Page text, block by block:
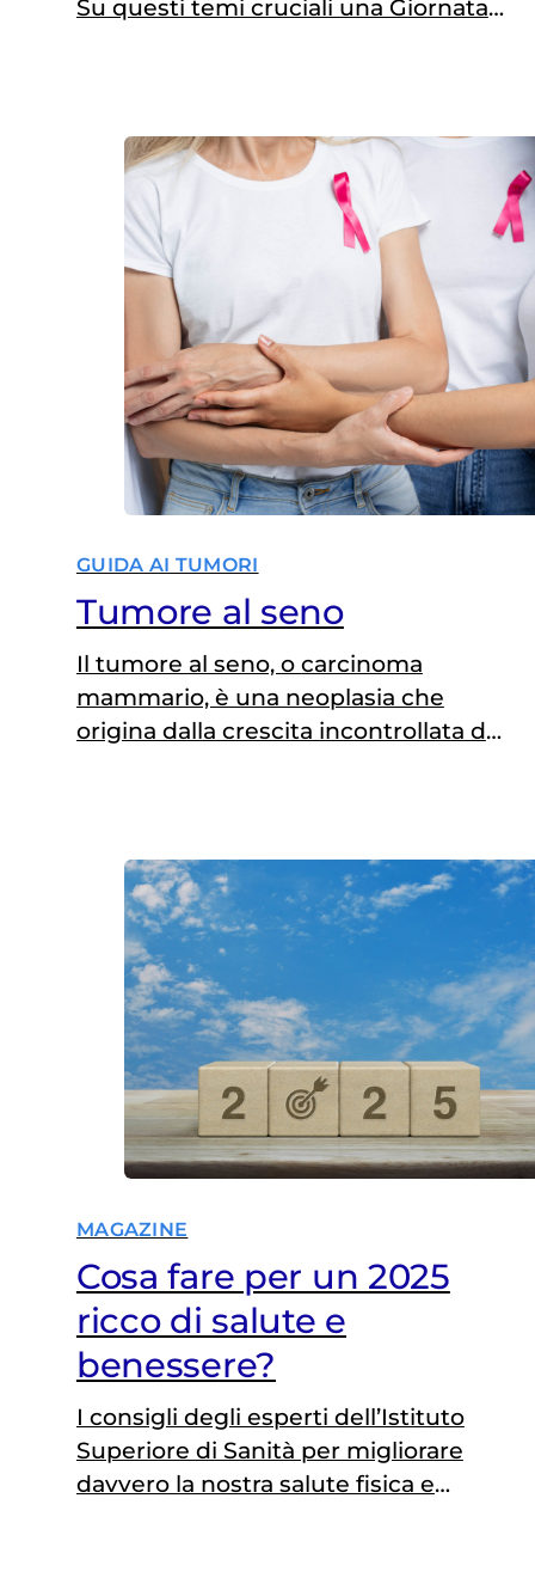
Su questi temi cruciali una Giornata
GUIDA AI TUMORI
Tumore al seno
Il tumore al seno, o carcinoma
mammario, è una neoplasia che
origina dalla crescita incontrollata di
mammella, viene definito in situ
(Stadio 0). In seguito, il tumore può
iniziare a diffondersi ma restando di
dimensioni ridotte (minore di 2 cm) e
senza coinvolgere i linfonodi (Stadio
1). Successivamente, le dimensioni
possono aumentare raggiungendo o
meno i linfonodi (Stadio 2), fino ad
estendersi ai tessuti nelle vicinanze
del seno (Stadio 3) con un forte
arriva alla fase più avanzata (Stadio
4), nota come tumore al seno
metastatico, in cui si ha una
diffusione anche in altri organi come
ossa, fegato, polmoni.
MAGAZINE
Cosa fare per un 2025
ricco di salute e
benessere?
I consigli degli esperti dell’Istituto
Superiore di Sanità per migliorare
davvero la nostra salute fisica e